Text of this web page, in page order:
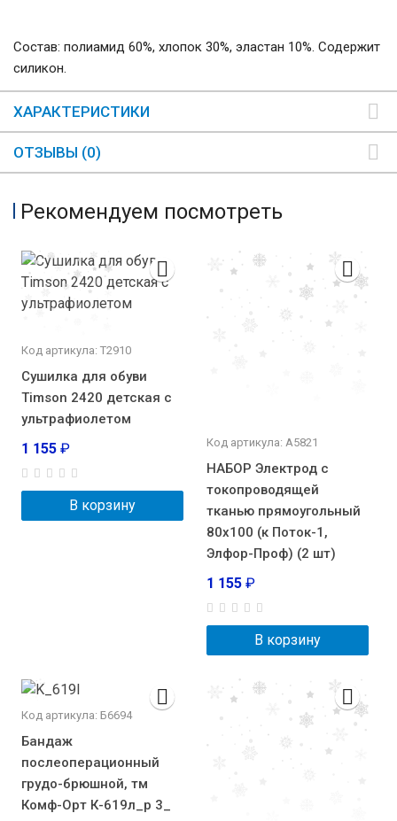
Состав: полиамид 60%, хлопок 30%, эластан 10%. Содержит
силикон.
ХАРАКТЕРИСТИКИ
ОТЗЫВЫ (0)
Рекомендуем посмотреть
Код артикула: Т2910
Сушилка для обуви
Timson 2420 детская с
ультрафиолетом
1 155 ₽
В корзину
Код артикула: А5821
НАБОР Электрод с
токопроводящей
тканью прямоугольный
80х100 (к Поток-1,
Элфор-Проф) (2 шт)
1 155 ₽
В корзину
Код артикула: Б6694
Бандаж
послеоперационный
грудо-брюшной, тм
Комф-Орт К-619л_р 3_